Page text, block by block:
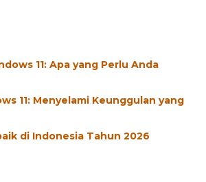
11: Apa yang Perlu Anda
11: Menyelami Keunggulan yang
di Indonesia Tahun 2026